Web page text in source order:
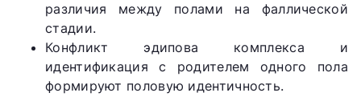
различия между полами на фаллической
стадии.
Конфликт эдипова комплекса и
идентификация с родителем одного пола
формируют половую идентичность.